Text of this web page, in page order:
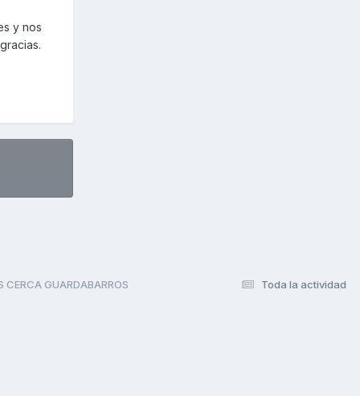
y nos
Toda la actividad
CERCA GUARDABARROS